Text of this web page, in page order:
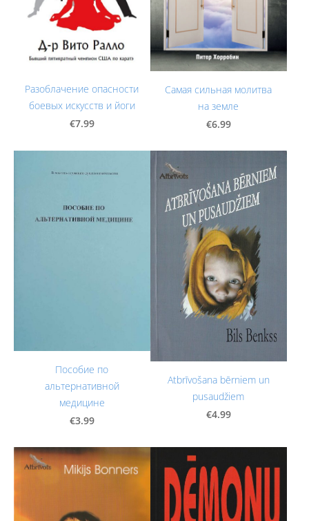
Разоблачение опасности
боевых искусств и йоги
€7.99
Самая сильная молитва
на земле
€6.99
Пособие по
альтернативной
медицине
€3.99
Atbrīvošana bērniem un
pusaudžiem
€4.99